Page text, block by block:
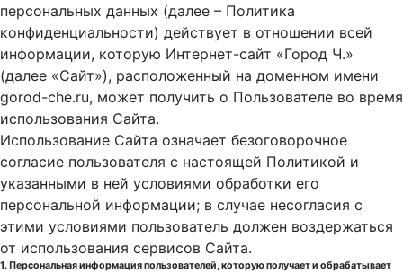
персональных данных (далее – Политика
конфиденциальности) действует в отношении всей
информации, которую Интернет-сайт «Город Ч.»
(далее «Сайт»), расположенный на доменном имени
gorod-che.ru, может получить о Пользователе во время
использования Cайта.
Использование Сайта означает безоговорочное
согласие пользователя с настоящей Политикой и
указанными в ней условиями обработки его
персональной информации; в случае несогласия с
этими условиями пользователь должен воздержаться
от использования сервисов Сайта.
1. Персональная информация пользователей, которую получает и обрабатывает